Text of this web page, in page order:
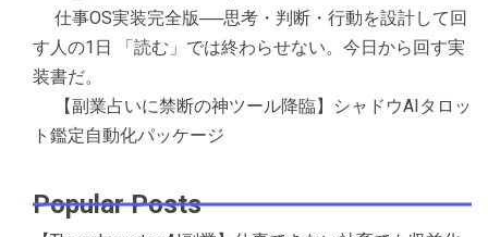
仕事OS実装完全版──思考・判断・行動を設計して回
す人の1日 「読む」では終わらせない。今日から回す実
装書だ。
【副業占いに禁断の神ツール降臨】シャドウAIタロッ
ト鑑定自動化パッケージ
Popular Posts